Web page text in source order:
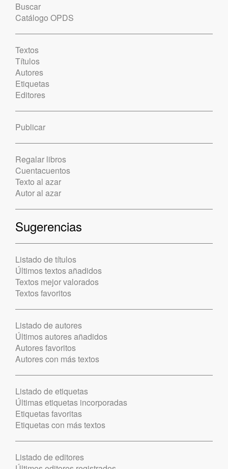
Buscar
Catálogo OPDS
Textos
Títulos
Autores
Etiquetas
Editores
Publicar
Regalar libros
Cuentacuentos
Texto al azar
Autor al azar
Sugerencias
Listado de títulos
Últimos textos añadidos
Textos mejor valorados
Textos favoritos
Listado de autores
Últimos autores añadidos
Autores favoritos
Autores con más textos
Listado de etiquetas
Últimas etiquetas incorporadas
Etiquetas favoritas
Etiquetas con más textos
Listado de editores